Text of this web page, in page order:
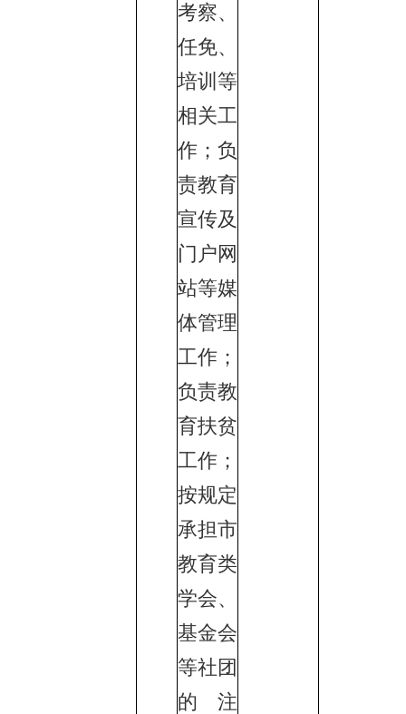
考察、
任免、
培训等
相关工
作；负
责教育
宣传及
门户网
站等媒
体管理
工作；
负责教
育扶贫
工作；
按规定
承担市
教育类
学会、
基金会
等社团
的注